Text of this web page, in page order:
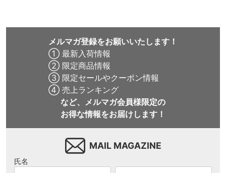
メルマガ登録をお願いいたします！
① 最新入荷情報
② 限定商品情報
③ 限定セールやクーポン情報
④ 売上ランキング
など、メルマガ会員様限定の
お得な情報をお届けします！
MAIL MAGAZINE
氏名